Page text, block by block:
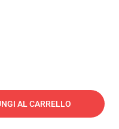
AL CARRELLO